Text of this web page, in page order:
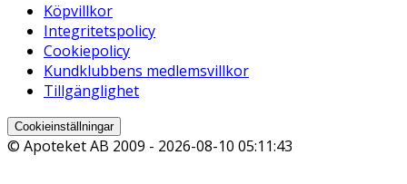
Köpvillkor
Integritetspolicy
Cookiepolicy
Kundklubbens medlemsvillkor
Tillgänglighet
Cookieinställningar
© Apoteket AB 2009 - 2026-08-10 05:11:43